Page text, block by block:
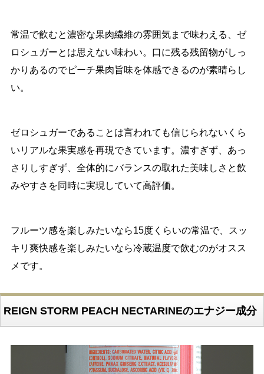
常温で飲むと濃密な果肉繊維の雰囲気まで味わえる、ゼ
ロシュガーとは思えない味わい。口に残る残留物がしっ
かりあるのでピーチ果肉旨味を体感できるのが素晴らし
い。
ゼロシュガーであることは言われても信じられないくら
いリアルな果実感を再現できています。濃すぎず、あっ
さりしすぎず、全体的にバランスの取れた美味しさと飲
みやすさを同時に実現していて高評価。
フルーツ感を楽しみたいなら15度くらいの常温で、スッ
キリ爽快感を楽しみたいなら冷蔵温度で飲むのがオスス
メです。
REIGN STORM PEACH NECTARINEのエナジー成分